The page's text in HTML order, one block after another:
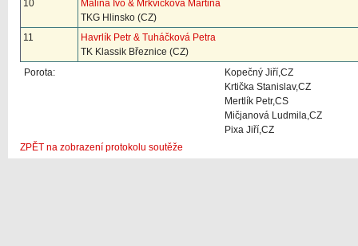
10
Malina Ivo & Mrkvičková Martina
TKG Hlinsko (CZ)
11
Havrlík Petr & Tuháčková Petra
TK Klassik Březnice (CZ)
Porota:
Kopečný Jiří,CZ
Krtička Stanislav,CZ
Mertlík Petr,CS
Mičjanová Ludmila,CZ
Pixa Jiří,CZ
ZPĚT na zobrazení protokolu soutěže